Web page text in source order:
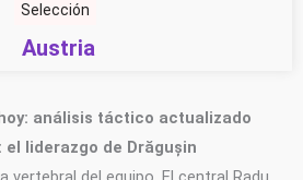
Selección
Austria
análisis táctico actualizado
liderazgo de Drăgușin